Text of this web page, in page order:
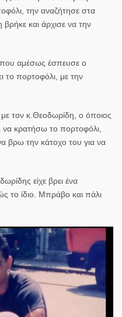
την αναζήτησε στα
βρήκε και άρχισε να την
αμέσως έσπευσε ο
το πορτοφόλι, με την
τον κ.Θεοδωρίδη, ο όποιος
να κρατήσω το πορτοφόλι,
βρω την κάτοχο του για να
είχε βρει ένα
το ίδιο. Μπράβο και πάλι